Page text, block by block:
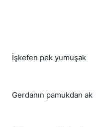
İşkefen pek yumuşak
Gerdanın pamukdan ak